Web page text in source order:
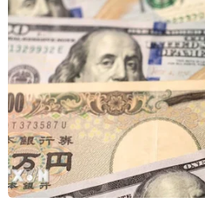
Cuba kỷ niệm 170 năm
hùng Dân tộc José Martí
29/01/2023 02:54
Hàng nghìn trẻ em và thanh
trường Cách mạng ở thủ đô La
phục và mang theo nhiều cờ,
hùng lỗi lạc trong lịch sử Cuba.